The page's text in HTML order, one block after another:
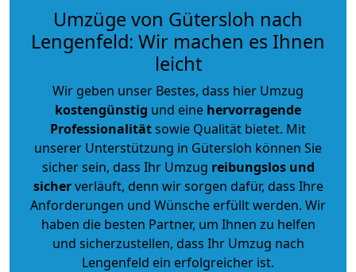
Umzüge von Gütersloh nach
Lengenfeld: Wir machen es Ihnen
leicht
Wir geben unser Bestes, dass hier Umzug
kostengünstig und eine hervorragende
Professionalitätsowie Qualität bietet. Mit
unserer Unterstützung in Gütersloh können Sie
sicher sein, dass Ihr Umzug reibungslos und
sicherverläuft, denn wir sorgen dafür, dass Ihre
Anforderungen und Wünsche erfüllt werden. Wir
haben die besten Partner, um Ihnen zu helfen
und sicherzustellen, dass Ihr Umzug nach
Lengenfeld ein erfolgreicher ist.